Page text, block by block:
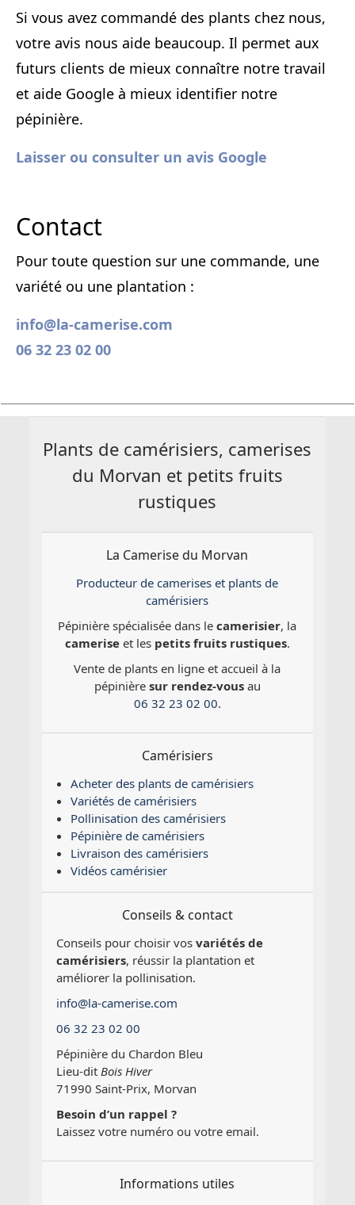
Si vous avez commandé des plants chez nous,
votre avis nous aide beaucoup. Il permet aux
futurs clients de mieux connaître notre travail
et aide Google à mieux identifier notre
pépinière.
Laisser ou consulter un avis Google
Contact
Pour toute question sur une commande, une
variété ou une plantation :
info@la-camerise.com
06 32 23 02 00
Plants de camérisiers, camerises
du Morvan et petits fruits
rustiques
La Camerise du Morvan
Producteur de camerises et plants de
camérisiers
Pépinière spécialisée dans lecamerisier, la
cameriseet les petits fruits rustiques.
Vente de plants en ligne et accueil à la
pépinière sur rendez-vousau
06 32 23 02 00.
Camérisiers
Acheter des plants de camérisiers
Variétés de camérisiers
Pollinisation des camérisiers
Pépinière de camérisiers
Livraison des camérisiers
Vidéos camérisier
Conseils & contact
Conseils pour choisir vosvariétés de
camérisiers, réussir la plantation et
améliorer la pollinisation.
info@la-camerise.com
06 32 23 02 00
Pépinière du Chardon Bleu
Lieu-ditBois Hiver
71990 Saint-Prix, Morvan
Besoin d’un rappel ?
Laissez votre numéro ou votre email.
Informations utiles